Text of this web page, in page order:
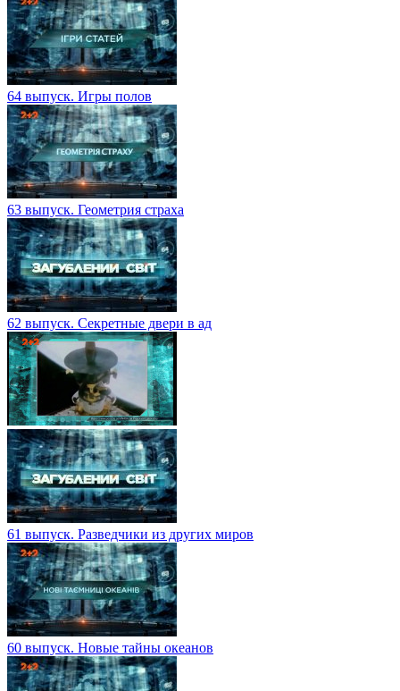
64 выпуск. Игры полов
63 выпуск. Геометрия страха
62 выпуск. Секретные двери в ад
61 выпуск. Разведчики из других миров
60 выпуск. Новые тайны океанов